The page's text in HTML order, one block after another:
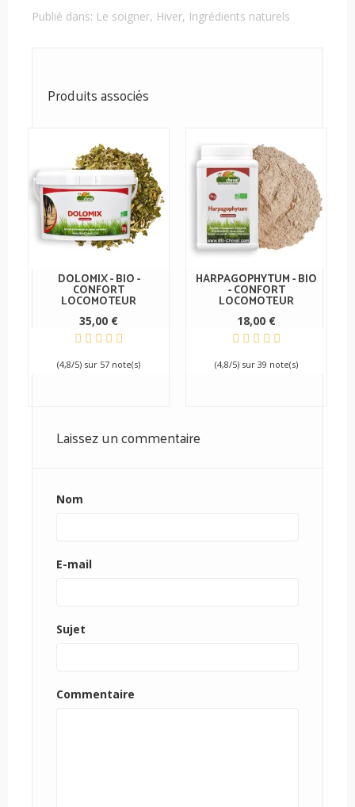
Publié dans: Le soigner, Hiver, Ingrédients naturels
Produits associés
DOLOMIX - BIO -
CONFORT
LOCOMOTEUR
35,00 €
(4,8/5) sur 57 note(s)
HARPAGOPHYTUM - BIO
- CONFORT
LOCOMOTEUR
18,00 €
(4,8/5) sur 39 note(s)
Laissez un commentaire
Nom
E-mail
Sujet
Commentaire